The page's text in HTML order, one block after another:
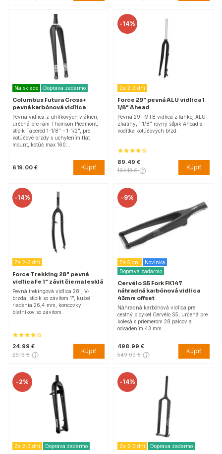
Na sklade Doprava zadarmo
Columbus Futura Cross+
pevná karbónová vidlica
Pevná vidlica z uhlíkových vlákien,
určená pre rám Thomson Piedmont,
stĺpik Tapered 1-1/8" – 1-1/2", pre
kotúčové brzdy s uchytením flat
mount, kotúč max 160…
619.00 € Kúpiť
-14%
Za 2-3 dni
Force 29" pevná ALU vidlica 1
1/8" Ahead
Pevná 29" MTB vidlica z ľahkej ALU
zliatiny, 1 1/8" rovný stĺpik Ahead a
vodítka kotúčových bŕzd.
89.49 €
104.13 € Kúpiť
-14%
Za 2-3 dni
Force Trekking 28" pevná
vidlica Fe 1" závit čierna lesklá
Pevná trekingová vidlica 28", V-
brzda, stĺpik so závitom 1", kužeľ
riadenia 26,4 mm, koncovky
blatníkov so závitom.
24.99 €
29.13 € Kúpiť
-9%
Za 5 dní
Novinka
Doprava zadarmo
Cervélo S5 Fork FK147
náhradná karbónová vidlica
43mm offset
Náhradná karbónová vidlica pre
cestný bicykel Cervélo S5, určená pre
kolesá s priemerom 28 palcov a
odsadením 43 mm.
498.99 €
549.00 € Kúpiť
-2%
Za 2-3 dni Doprava zadarmo
-14%
Za 2-3 dni Doprava zadarmo